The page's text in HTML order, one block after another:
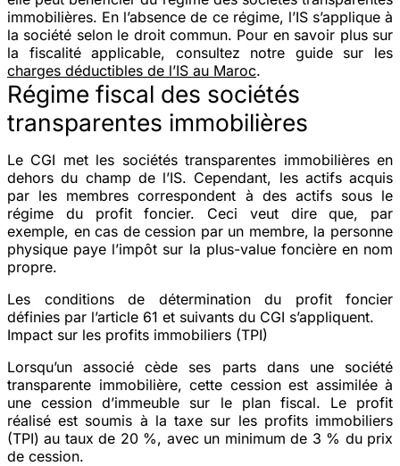
immobilières. En l’absence de ce régime, l’IS s’applique à
la société selon le droit commun. Pour en savoir plus sur
la fiscalité applicable, consultez notre guide sur les
charges déductibles de l’IS au Maroc.
Régime fiscal des sociétés
transparentes immobilières
Le CGI met les sociétés transparentes immobilières en
dehors du champ de l’IS. Cependant, les actifs acquis
par les membres correspondent à des actifs sous le
régime du profit foncier. Ceci veut dire que, par
exemple, en cas de cession par un membre, la personne
physique paye l’impôt sur la plus-value foncière en nom
propre.
Les conditions de détermination du profit foncier
définies par l’article 61 et suivants du CGI s’appliquent.
Impact sur les profits immobiliers (TPI)
Lorsqu’un associé cède ses parts dans une société
transparente immobilière, cette cession est assimilée à
une cession d’immeuble sur le plan fiscal. Le profit
réalisé est soumis à la taxe sur les profits immobiliers
(TPI) au taux de 20 %, avec un minimum de 3 % du prix
de cession.